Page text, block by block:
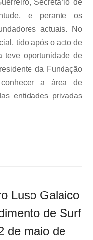
Secretário de
e perante os
actuais. No
tido após o acto de
teve oportunidade de
da Fundação
a área de
entidades privadas
Luso Galaico
de Surf
de maio de